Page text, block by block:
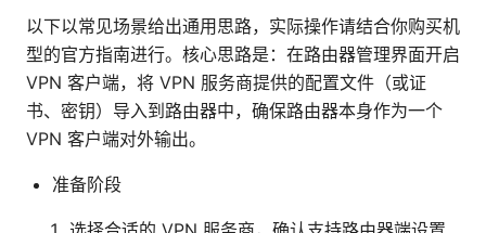
以下以常见场景给出通用思路，实际操作请结合你购买机
型的官方指南进行。核心思路是：在路由器管理界面开启
VPN 客户端，将 VPN 服务商提供的配置文件（或证
书、密钥）导入到路由器中，确保路由器本身作为一个
VPN 客户端对外输出。
准备阶段